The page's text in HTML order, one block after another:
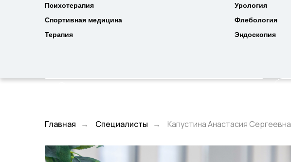
Психотерапия
Спортивная медицина
Терапия
Урология
Флебология
Эндоскопия
Главная → Специалисты → Капустина Анастасия Сергеевна